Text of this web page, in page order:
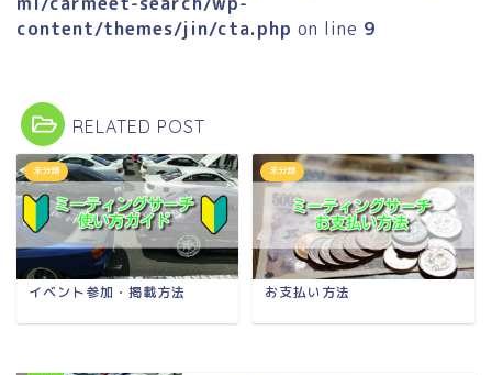
content/themes/jin/cta.php on line 9
RELATED POST
未分類
イベント参加・掲載方法
未分類
お支払い方法